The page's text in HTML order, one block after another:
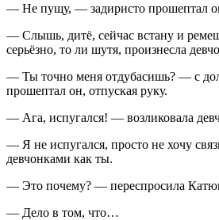
— Не пущу, — задиристо прошептал
— Слышь, дитё, сейчас встану и
серьёзно, то ли шутя, произнесла
— Ты точно меня отдубасишь? — с
прошептал он, отпуская руку.
— Ага, испугался! — возликовала
— Я не испугался, просто не хочу
девчонками как ты.
— Это почему? — переспросила
— Дело в том, что…